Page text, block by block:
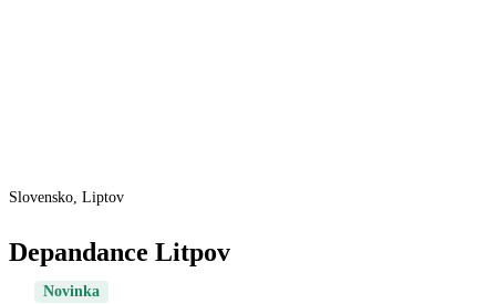
Slovensko, Liptov
Depandance Litpov
Novinka